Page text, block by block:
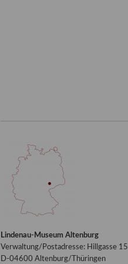
Lindenau-Museum Altenburg
Verwaltung/Postadresse: Hillgasse 15
D-04600 Altenburg/Thüringen